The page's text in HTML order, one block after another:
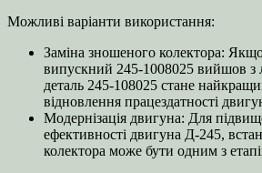
Можливі варіанти використання:
Заміна зношеного колектора:
випускний 245-1008025 вийшов з
деталь 245-108025 стане
відновлення працездатності
Модернізація двигуна: Для
ефективності двигуна Д-245,
колектора може бути одним з